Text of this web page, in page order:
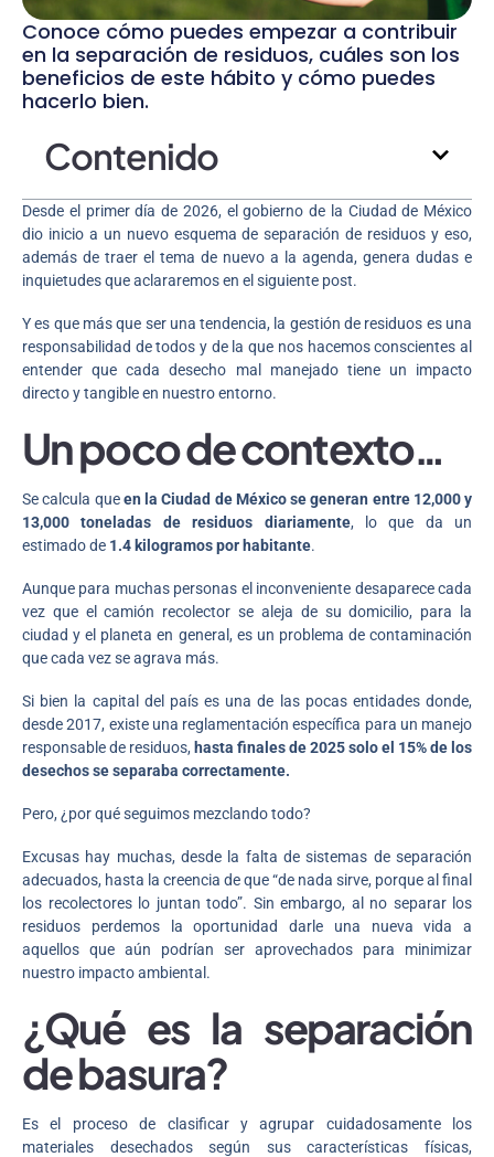
Conoce cómo puedes empezar a contribuir
en la separación de residuos, cuáles son los
beneficios de este hábito y cómo puedes
hacerlo bien.
Contenido
Desde el primer día de 2026, el gobierno de la Ciudad de México
dio inicio a un nuevo esquema de separación de residuos y eso,
además de traer el tema de nuevo a la agenda, genera dudas e
inquietudes que aclararemos en el siguiente post.
Y es que más que ser una tendencia, la gestión de residuos es una
responsabilidad de todos y de la que nos hacemos conscientes al
entender que cada desecho mal manejado tiene un impacto
directo y tangible en nuestro entorno.
Un poco de contexto…
Se calcula queen la Ciudad de México se generan entre 12,000 y
13,000 toneladas de residuos diariamente, lo que da un
estimado de 1.4 kilogramos por habitante.
Aunque para muchas personas el inconveniente desaparece cada
vez que el camión recolector se aleja de su domicilio, para la
ciudad y el planeta en general, es un problema de contaminación
que cada vez se agrava más.
Si bien la capital del país es una de las pocas entidades donde,
desde 2017, existe una reglamentación específica para un manejo
responsable de residuos, hasta finales de 2025 solo el 15% de los
desechos se separaba correctamente.
Pero, ¿por qué seguimos mezclando todo?
Excusas hay muchas, desde la falta de sistemas de separación
adecuados, hasta la creencia de que “de nada sirve, porque al final
los recolectores lo juntan todo”. Sin embargo, al no separar los
residuos perdemos la oportunidad darle una nueva vida a
aquellos que aún podrían ser aprovechados para minimizar
nuestro impacto ambiental.
¿Qué es la separación
de basura?
Es el proceso de clasificar y agrupar cuidadosamente los
materiales desechados según sus características físicas,